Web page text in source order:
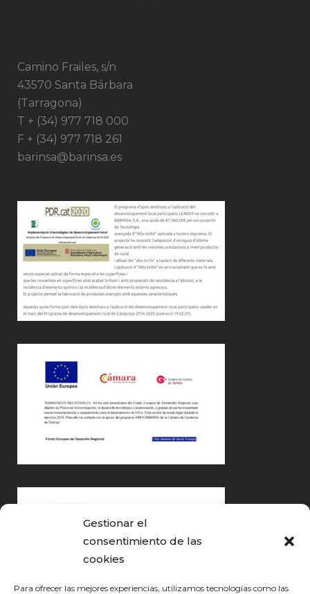
Gestionar el
consentimiento de las
cookies
Para ofrecer las mejores experiencias, utilizamos tecnologías como las
Camino Frailes, s/n
43570 Santa Bárbara
(Tarragona)
T + (34) 977 718 000
F + (34) 977 718 261
barinsa@barinsa.es